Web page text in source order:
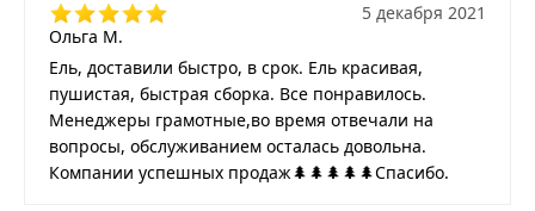
Ольга М.
5 декабря 2021
Ель, доставили быстро, в срок. Ель красивая,
пушистая, быстрая сборка. Все понравилось.
Менеджеры грамотные,во время отвечали на
вопросы, обслуживанием осталась довольна.
Компании успешных продаж🌲🌲🌲🌲🌲Спасибо.